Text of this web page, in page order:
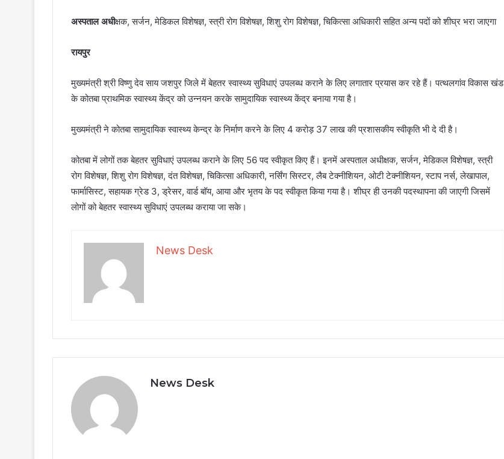
अस्पताल अधीक्षक, सर्जन, मेडिकल विशेषज्ञ, स्त्री रोग विशेषज्ञ, शिशु रोग विशेषज्ञ, चिकित्सा अधिकारी सहित अन्य पदों को शीघ्र भरा जाएगा
रायपुर
मुख्यमंत्री श्री विष्णु देव साय जशपुर जिले में बेहतर स्वास्थ्य सुविधाएं उपलब्ध कराने के लिए लगातार प्रयास कर रहे हैं। पत्थलगांव विकास खंड
के कोतबा प्राथमिक स्वास्थ्य केंद्र को उन्नयन करके सामुदायिक स्वास्थ्य केंद्र बनाया गया है।
मुख्यमंत्री ने कोतबा सामुदायिक स्वास्थ्य केन्द्र के निर्माण करने के लिए 4 करोड़ 37 लाख की प्रशासकीय स्वीकृति भी दे दी है।
कोतबा में लोगों तक बेहतर सुविधाएं उपलब्ध कराने के लिए 56 पद स्वीकृत किए हैं। इनमें अस्पताल अधीक्षक, सर्जन, मेडिकल विशेषज्ञ, स्त्री
रोग विशेषज्ञ, शिशु रोग विशेषज्ञ, दंत विशेषज्ञ, चिकित्सा अधिकारी, नर्सिंग सिस्टर, लैब टेक्नीशियन, ओटी टेक्नीशियन, स्टाप नर्स, लेखापाल,
फार्मासिस्ट, सहायक ग्रेड 3, ड्रेसर, वार्ड बॉय, आया और भृतय के पद स्वीकृत किया गया है। शीघ्र ही उनकी पदस्थापना की जाएगी जिसमें
लोगों को बेहतर स्वास्थ्य सुविधाएं उपलब्ध कराया जा सके।
News Desk
News Desk